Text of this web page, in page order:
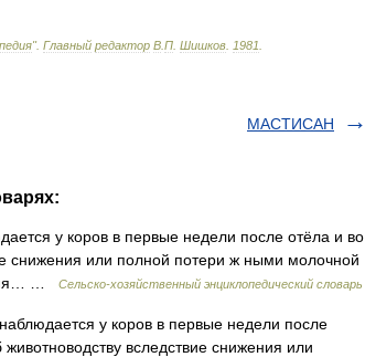
". Главный редактор В П Шишков 1981
МАСТИСАН
у коров в первые недели после отёла и во
снижения или полной потери ж ными молочной
…
Сельско-хозяйственный энциклопедический словарь
у коров в первые недели после
вследствие снижения или